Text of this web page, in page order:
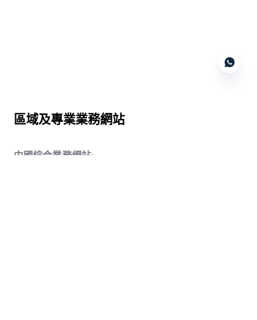
區域及專業業務網站
中國綜合業務網站: